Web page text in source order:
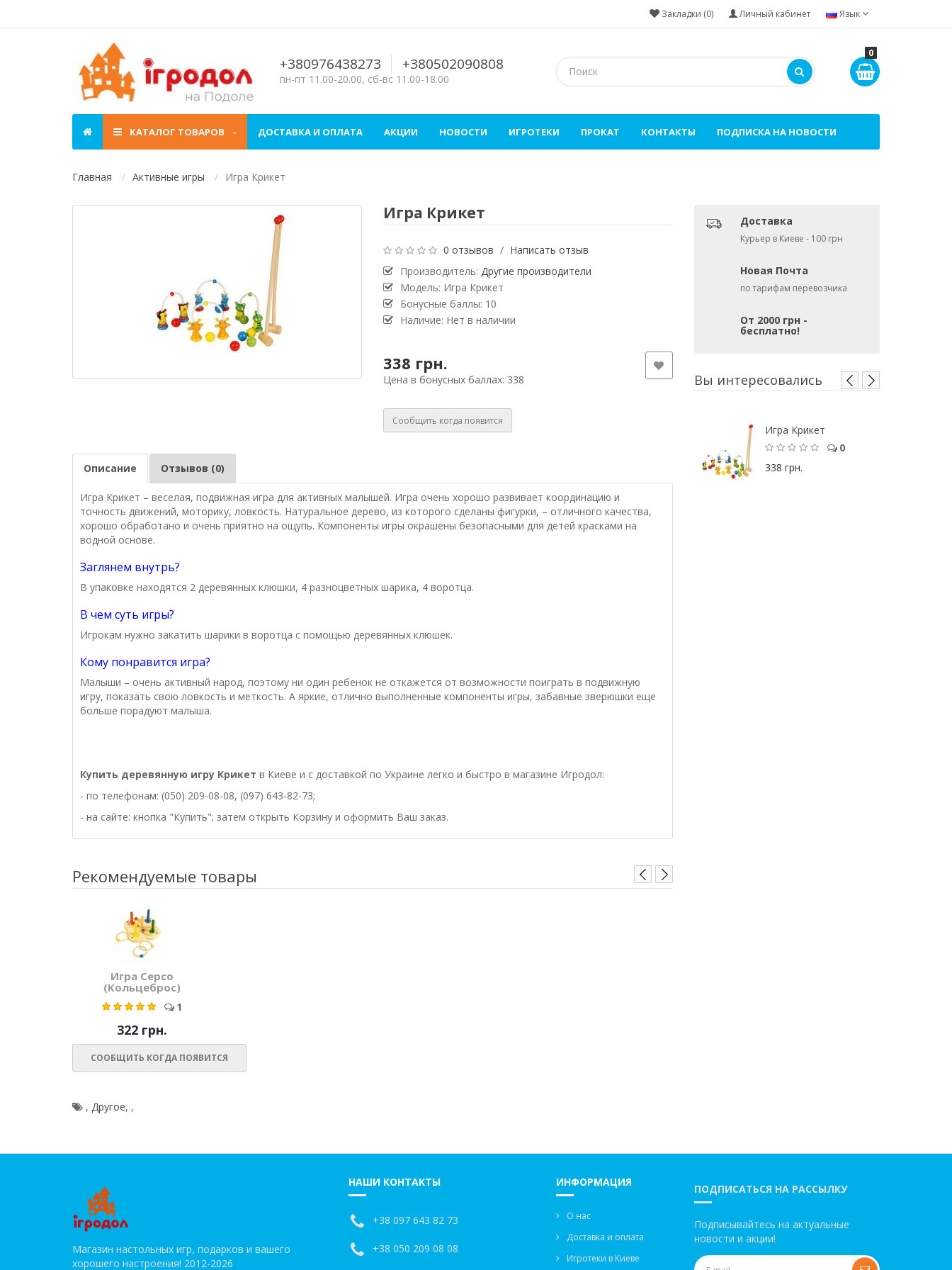
Язык
Личный кабинет
Закладки (0)
+380976438273 +380502090808
пн-пт 11.00-20.00, сб-вс 11.00-18.00
0
КАТАЛОГ ТОВАРОВ ДОСТАВКА И ОПЛАТА АКЦИИ НОВОСТИ ИГРОТЕКИ ПРОКАТ КОНТАКТЫ ПОДПИСКА НА НОВОСТИ
Главная Активные игры Игра Крикет
Игра Крикет
0 отзывов / Написать отзыв
Производитель: Другие производители
Модель: Игра Крикет
Бонусные баллы: 10
Наличие: Нет в наличии
338 грн.
Цена в бонусных баллах: 338
Сообщить когда появится
Описание Отзывов (0)
Игра Крикет – веселая, подвижная игра для активных малышей. Игра очень хорошо развивает координацию и
точность движений, моторику, ловкость. Натуральное дерево, из которого сделаны фигурки, – отличного качества,
хорошо обработано и очень приятно на ощупь. Компоненты игры окрашены безопасными для детей красками на
водной основе.
Заглянем внутрь?
В упаковке находятся 2 деревянных клюшки, 4 разноцветных шарика, 4 воротца.
В чем суть игры?
Игрокам нужно закатить шарики в воротца с помощью деревянных клюшек.
Кому понравится игра?
Малыши – очень активный народ, поэтому ни один ребенок не откажется от возможности поиграть в подвижную
игру, показать свою ловкость и меткость. А яркие, отлично выполненные компоненты игры, забавные зверюшки еще
больше порадуют малыша.
Купить деревянную игру Крикет в Киеве и с доставкой по Украине легко и быстро в магазине Игродол:
- по телефонам: (050) 209-08-08, (097) 643-82-73;
- на сайте: кнопка "Купить"; затем открыть Корзину и оформить Ваш заказ.
Рекомендуемые товары
Игра Серсо
(Кольцеброс)
1
322 грн.
СООБЩИТЬ КОГДА ПОЯВИТСЯ
, Другое, ,
Доставка
Курьер в Киеве - 100 грн
Новая Почта
по тарифам перевозчика
От 2000 грн -
бесплатно!
Вы интересовались
Игра Крикет
0
338 грн.
Магазин настольных игр, подарков и вашего
хорошего настроения! 2012-2026
НАШИ КОНТАКТЫ
+38 097 643 82 73
+38 050 209 08 08
ИНФОРМАЦИЯ
О нас
Доставка и оплата
Игротеки в Киеве
ПОДПИСАТЬСЯ НА РАССЫЛКУ
Подписывайтесь на актуальные
новости и акции!